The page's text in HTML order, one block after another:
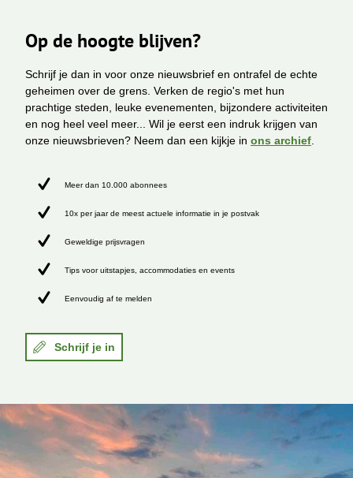
Op de hoogte blijven?
Schrijf je dan in voor onze nieuwsbrief en ontrafel de echte
geheimen over de grens. Verken de regio's met hun
prachtige steden, leuke evenementen, bijzondere activiteiten
en nog heel veel meer... Wil je eerst een indruk krijgen van
onze nieuwsbrieven? Neem dan een kijkje in ons archief
Meer dan 10.000 abonnees
10x per jaar de meest actuele informatie in je postvak
Geweldige prijsvragen
Tips voor uitstapjes, accommodaties en events
Eenvoudig af te melden
Schrijf je in